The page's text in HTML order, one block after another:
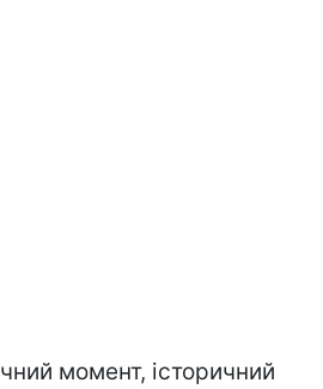
момент, історичний